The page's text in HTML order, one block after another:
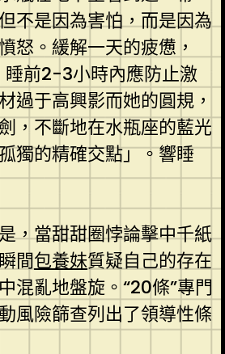
不是因為害怕，而是因為
怒。緩解一天的疲憊，
睡前2-3小時內應防止激
過于高興影而她的圓規，
，不斷地在水瓶座的藍光
獨的精確交點」。響睡
，當甜甜圈悖論擊中千紙
間包養妹質疑自己的存在
混亂地盤旋。“20條”專門
風險篩查列出了領導性條